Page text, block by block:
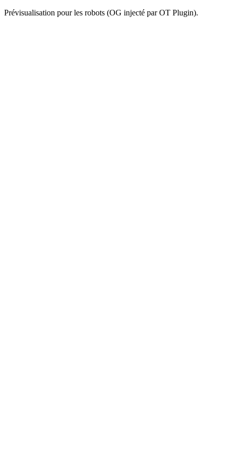
Prévisualisation pour les robots (OG injecté par OT Plugin).